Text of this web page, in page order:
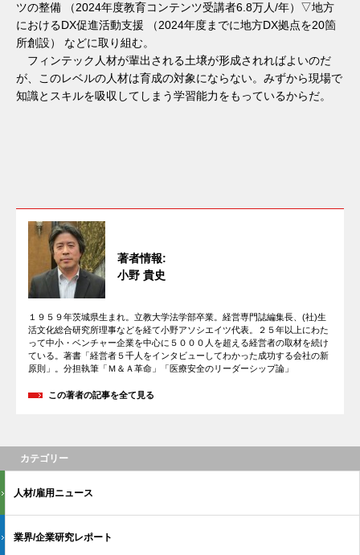
ツの整備 （2024年度教育コンテンツ受講者6.8万人/年）▽地方
におけるDX促進活動支援 （2024年度までに地方DX拠点を20箇
所創設） などに取り組む。
フィンテック人材が輩出される土壌が形成されればよいのだ
が、このレベルの人材は育成の対象にならない。みずから現場で
知識とスキルを吸収してしまう学習能力をもっているからだ。
著者情報:
小野 貴史
１９５９年茨城県生まれ。立教大学法学部卒業。経営専門誌編集長、(社)生
活文化総合研究所理事などを経て小野アソシエイツ代表。２５年以上にわた
って中小・ベンチャー企業を中心に５０００人を超える経営者の取材を続け
ている。著書「経営者５千人をインタビューしてわかった成功する会社の新
原則」。分担執筆「Ｍ＆Ａ革命」「医療安全のリーダーシップ論」
この著者の記事を全て見る
カテゴリー
人材/雇用ニュース
業界/企業研究レポート